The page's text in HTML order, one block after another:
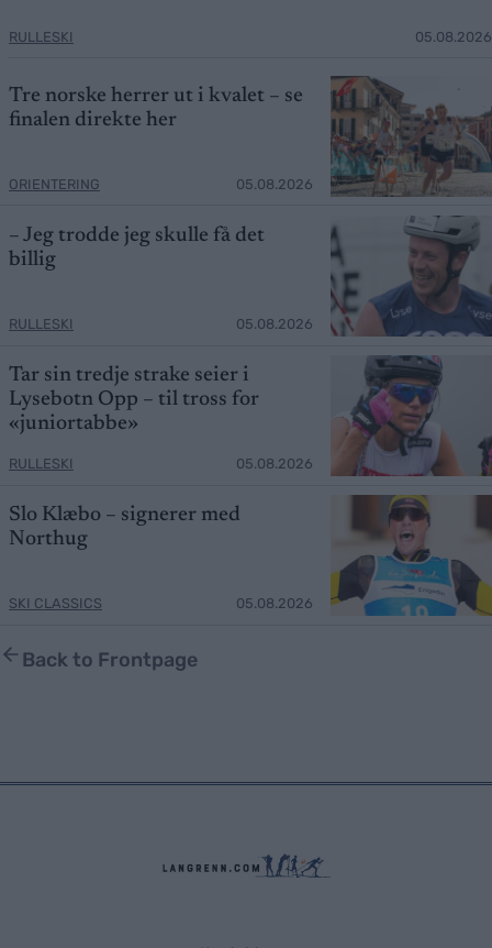
RULLESKI 05.08.2026
Tre norske herrer ut i kvalet – se
finalen direkte her
ORIENTERING 05.08.2026
– Jeg trodde jeg skulle få det
billig
RULLESKI 05.08.2026
Tar sin tredje strake seier i
Lysebotn Opp – til tross for
«juniortabbe»
RULLESKI 05.08.2026
Slo Klæbo – signerer med
Northug
SKI CLASSICS 05.08.2026
Back to Frontpage